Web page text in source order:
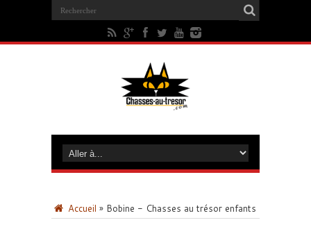
Accueil » Bobine - Chasses au trésor enfants